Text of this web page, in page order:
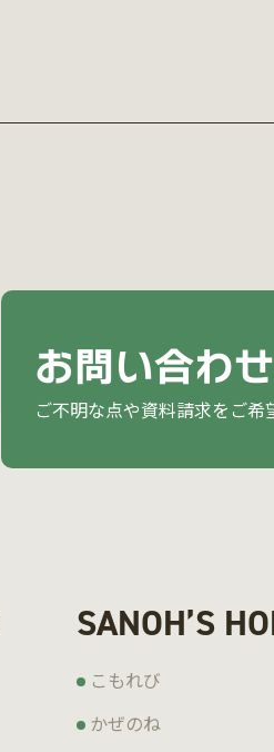
お問い合わ
ご不明な点や資料請求をご希
SANOH’S
こもれび
かぜのね